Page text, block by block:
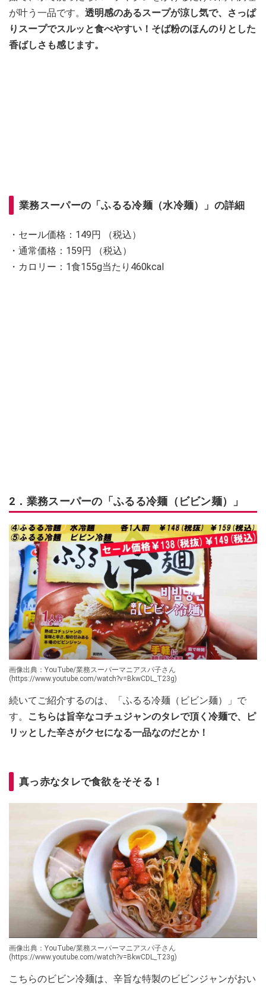
が叶う一品です。 透明感のあるスープが涼し気で、さっぱ
りスープでスルッと食べやすい！そば粉のほんのりとした
香ばしさも感じます。
業務スーパーの「ふるる冷麺（水冷麺）」の詳細
・セール価格：149円 （税込）
・通常価格：159円 （税込）
・カロリー：1食155g当たり460kcal
2．業務スーパーの「ふるる冷麺（ビビン麺）」
画像出典：YouTube/業務スーパーマニアスパ子さん
(https://www.youtube.com/watch?v=BkwCDL_T23g)
続いてご紹介するのは、「ふるる冷麺（ビビン麺）」で
す。
こちらは旨辛なコチュジャンのタレで頂く冷麺で、ピ
リッとした辛さがクセになる一品なのだとか！
真っ赤なタレで食欲をそそる！
画像出典：YouTube/業務スーパーマニアスパ子さん
(https://www.youtube.com/watch?v=BkwCDL_T23g)
こちらのビビン冷麺は、辛旨な特製のビビンジャンがおい